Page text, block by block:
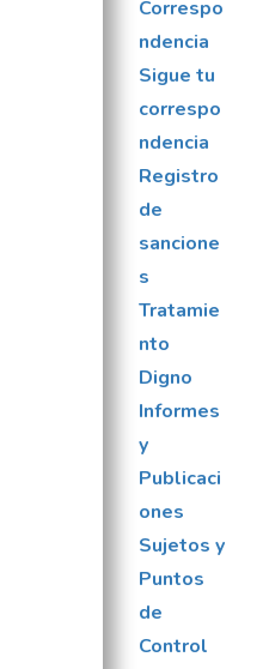
Correspo
ndencia
Sigue tu
correspo
ndencia
Registro
de
sancione
s
Tratamie
nto
Digno
Informes
y
Publicaci
ones
Sujetos y
Puntos
de
Control